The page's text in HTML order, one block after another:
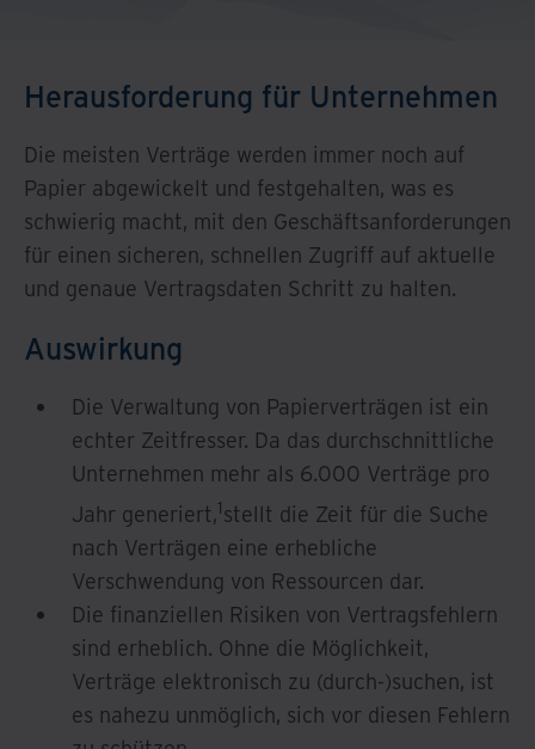
Herausforderung für Unternehmen
Die meisten Verträge werden immer noch auf
Papier abgewickelt und festgehalten, was es
schwierig macht, mit den Geschäftsanforderungen
für einen sicheren, schnellen Zugriff auf aktuelle
und genaue Vertragsdaten Schritt zu halten.
Auswirkung
Die Verwaltung von Papierverträgen ist ein
echter Zeitfresser. Da das durchschnittliche
Unternehmen mehr als 6.000 Verträge pro
Jahr generiert,1stellt die Zeit für die Suche
nach Verträgen eine erhebliche
Verschwendung von Ressourcen dar.
Die finanziellen Risiken von Vertragsfehlern
sind erheblich. Ohne die Möglichkeit,
Verträge elektronisch zu (durch-)suchen, ist
es nahezu unmöglich, sich vor diesen Fehlern